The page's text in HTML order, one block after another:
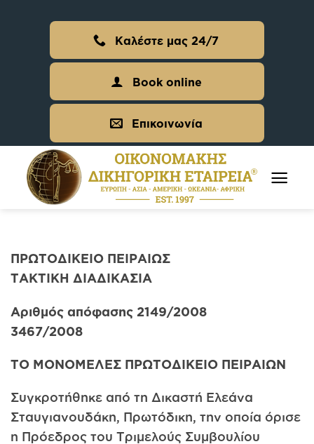
Καλέστε μας 24/7
Book online
Επικοινωνία
ΠΡΩΤΟΔΙΚΕΙΟ ΠΕΙΡΑΙΩΣ
ΤΑΚΤΙΚΗ ΔΙΑΔΙΚΑΣΙΑ
Αριθμός απόφασης 2149/2008
3467/2008
ΤΟ ΜΟΝΟΜΕΛΕΣ ΠΡΩΤΟΔΙΚΕΙΟ ΠΕΙΡΑΙΩΝ
Συγκροτήθηκε από τη Δικαστή Ελεάνα
Σταυγιανουδάκη, Πρωτόδικη, την οποία όρισε
η Πρόεδρος του Τριμελούς Συμβουλίου